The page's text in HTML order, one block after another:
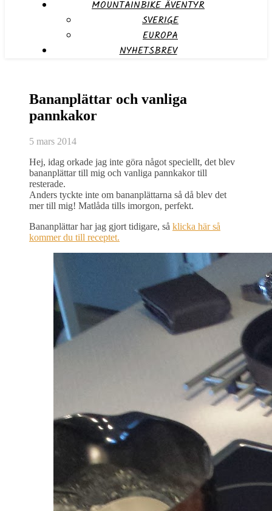
MOUNTAINBIKE ÄVENTYR
SVERIGE
EUROPA
NYHETSBREV
Bananplättar och vanliga
pannkakor
5 mars 2014
Hej, idag orkade jag inte göra något speciellt, det blev
bananplättar till mig och vanliga pannkakor till
resterade.
Anders tyckte inte om bananplättarna så då blev det
mer till mig! Matlåda tills imorgon, perfekt.
Bananplättar har jag gjort tidigare, så klicka här så
kommer du till receptet.